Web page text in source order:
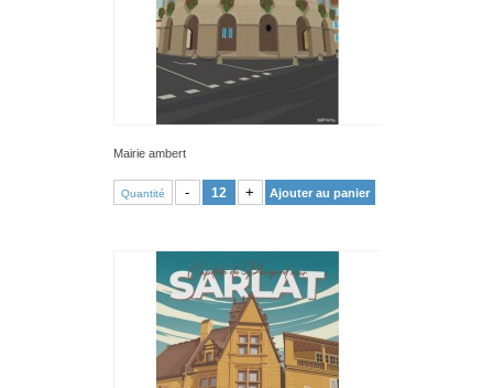
Mairie ambert
Quantité - + Ajouter au panier